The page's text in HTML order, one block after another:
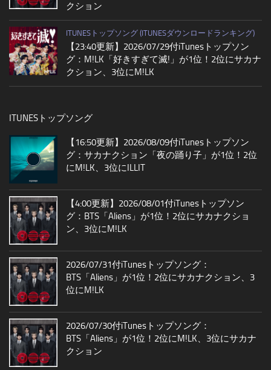
クション
ITUNESトップソング (ITUNESダウンロードランキング)
【23:40更新】2026/07/29付iTunesトップソン
グ：M!LK「好きすぎて滅!」が1位！2位にサカナ
クション、3位にM!LK
ITUNESトップソング
【16:50更新】2026/08/09付iTunesトップソン
グ：サカナクション「夜の踊り子」が1位！2位
にM!LK、3位にILLIT
【4:00更新】2026/08/01付iTunesトップソン
グ：BTS「Aliens」が1位！2位にサカナクショ
ン、3位にM!LK
2026/07/31付iTunesトップソング：
BTS「Aliens」が1位！2位にサカナクション、3
位にM!LK
2026/07/30付iTunesトップソング：
BTS「Aliens」が1位！2位にM!LK、3位にサカナ
クション